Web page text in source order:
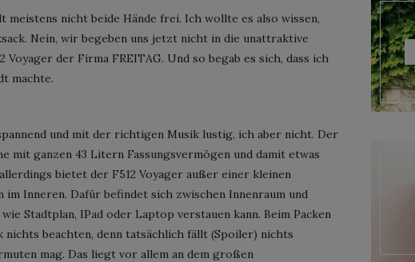
meistens nicht beide Hände frei. Ich wollte es also wissen,
Nein, wir begeben uns jetzt nicht in die unattraktive
der Firma FREITAG. Und so begab es sich, dass ich
machte.
und mit der richtigen Musik lustig, ich aber nicht. Der
mit ganzen 43 Litern Fassungsvermögen und damit etwas
bietet der F512 Voyager außer einer kleinen
Inneren. Dafür befindet sich zwischen Innenraum und
Stadtplan, IPad oder Laptop verstauen kann. Beim Packen
beachten, denn tatsächlich fällt (Spoiler) nichts
mag. Das liegt vor allem an dem großen